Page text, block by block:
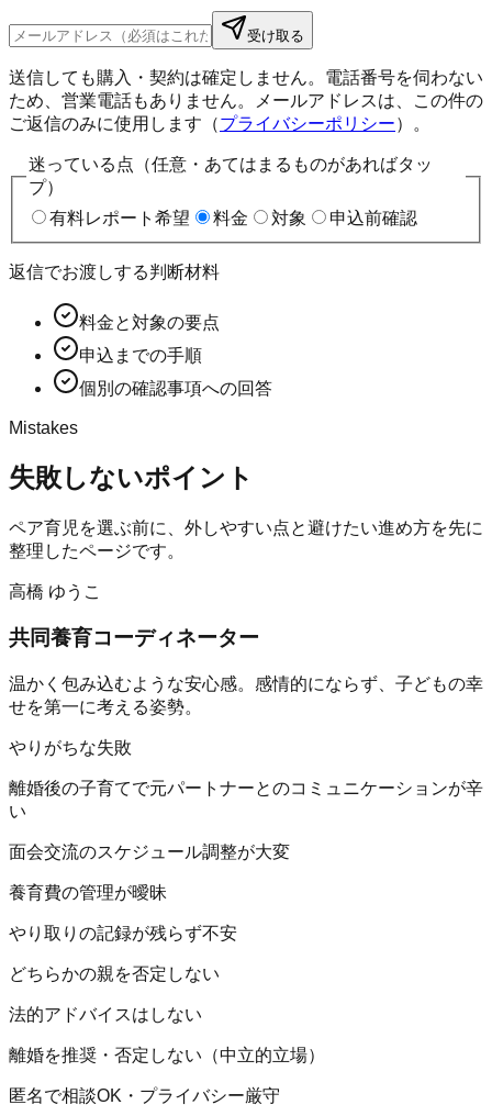
受け取る
送信しても購入・契約は確定しません。電話番号を伺わない
ため、営業電話もありません。メールアドレスは、この件の
ご返信のみに使用します（プライバシーポリシー）。
迷っている点（任意・あてはまるものがあればタッ
プ）
有料レポート希望
料金 対象 申込前確認
返信でお渡しする判断材料
料金と対象の要点
申込までの手順
個別の確認事項への回答
Mistakes
失敗しないポイント
ペア育児 を選ぶ前に、外しやすい点と避けたい進め方を先に
整理したページです。
高橋 ゆうこ
共同養育コーディネーター
温かく包み込むような安心感。感情的にならず、子どもの幸
せを第一に考える姿勢。
やりがちな失敗
離婚後の子育てで元パートナーとのコミュニケーションが辛
い
面会交流のスケジュール調整が大変
養育費の管理が曖昧
やり取りの記録が残らず不安
どちらかの親を否定しない
法的アドバイスはしない
離婚を推奨・否定しない（中立的立場）
匿名で相談OK・プライバシー厳守